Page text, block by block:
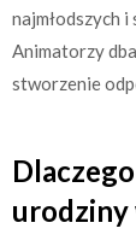
najmłodszych i
Animatorzy
stworzenie
urodziny